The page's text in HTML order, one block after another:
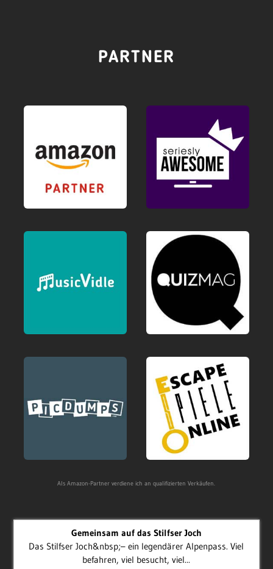
PARTNER
Als Amazon-Partner verdiene ich an qualifizierten Verkäufen.
Gemeinsam auf das Stilfser Joch
Das Stilfser Joch&nbsp;– ein legendärer Alpenpass. Viel
befahren, viel besucht, viel...